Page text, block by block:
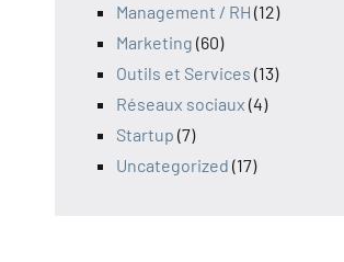
Management / RH (12)
Marketing (60)
Outils et Services (13)
Réseaux sociaux (4)
Startup (7)
Uncategorized (17)